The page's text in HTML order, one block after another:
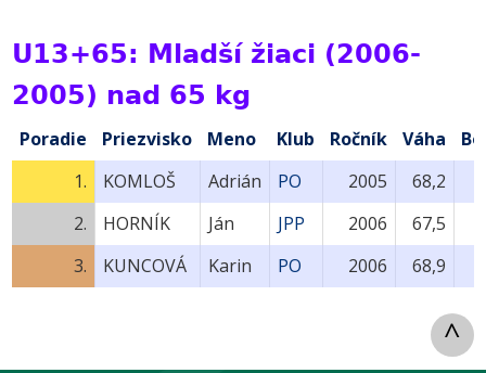
U13+65: Mladší žiaci (2006-
2005) nad 65 kg
Poradie Priezvisko Meno Klub Ročník Váha
1.
KOMLOŠ Adrián PO 2005
68,2
2.
HORNÍK Ján JPP 2006
67,5
3.
KUNCOVÁ Karin PO 2006 68,9
^